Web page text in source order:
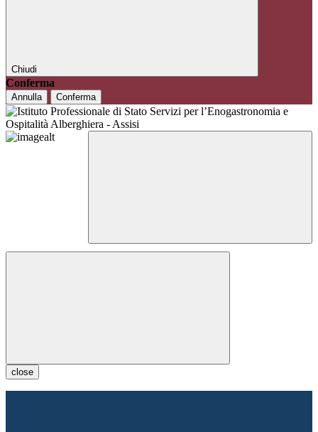
Chiudi
Conferma
Annulla Conferma
close